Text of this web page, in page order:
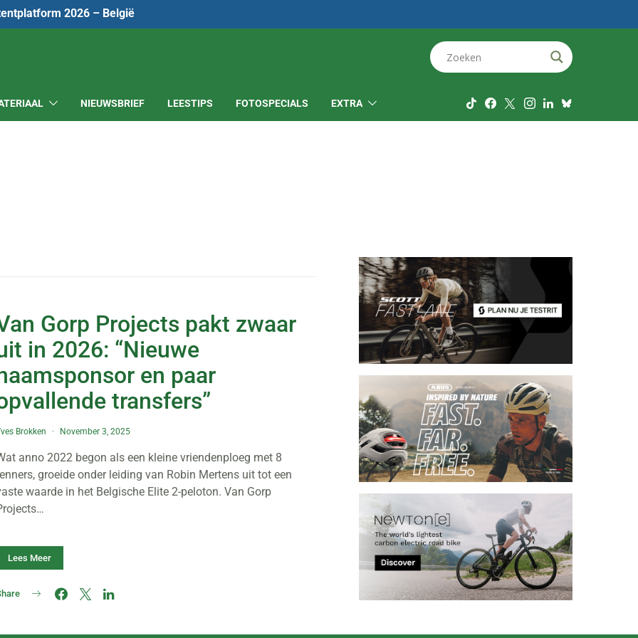
2026 – België
NIEUWSBRIEF LEESTIPS FOTOSPECIALS EXTRA
Gorp Projects pakt zwaar
in 2026: “Nieuwe
en paar
transfers”
Brokken November 3, 2025
anno 2022 begon als een kleine vriendenploeg met 8
groeide onder leiding van Robin Mertens uit tot een
waarde in het Belgische Elite 2-peloton. Van Gorp
Lees Meer